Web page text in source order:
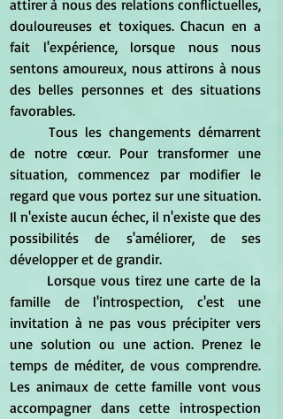
attirer à nous des relations conflictuelles,
douloureuses et toxiques. Chacun en a
fait l'expérience, lorsque nous nous
sentons amoureux, nous attirons à nous
des belles personnes et des situations
favorables.
de notre cœur. Pour transformer une
situation, commencez par modifier le
regard que vous portez sur une situation.
Il n'existe aucun échec, il n'existe que des
possibilités de s'améliorer, de ses
développer et de grandir.
famille de l'introspection, c'est une
invitation à ne pas vous précipiter vers
une solution ou une action. Prenez le
temps de méditer, de vous comprendre.
Les animaux de cette famille vont vous
accompagner dans cette introspection